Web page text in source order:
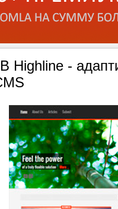
Highline -